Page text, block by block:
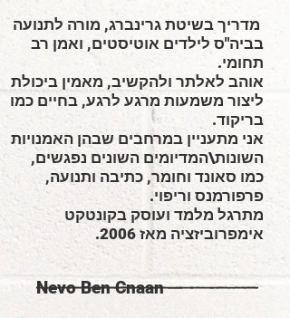
מדריך בשיטת גרינברג, מורה לתנועה
בביה"ס לילדים אוטיסטים, ואמן רב
תחומי.
אוהב לאלתר ולהקשיב, מאמין ביכולת
ליצור משמעות מרגע לרגע, בחיים כמו
בריקוד.
אני מתעניין במרחבים שבהן האמנויות
השונות\המדיומים השונים נפגשים,
כמו סאונד וחומר, כתיבה ותנועה,
פרפורמנס וריפוי.
מתרגל מלמד ועוסק בקונטקט
אימפרוביזציה מאז 2006.
Nevo Ben Cnaan